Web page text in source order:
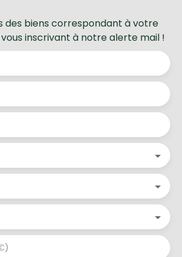
des biens correspondant à votre
inscrivant à notre alerte mail !